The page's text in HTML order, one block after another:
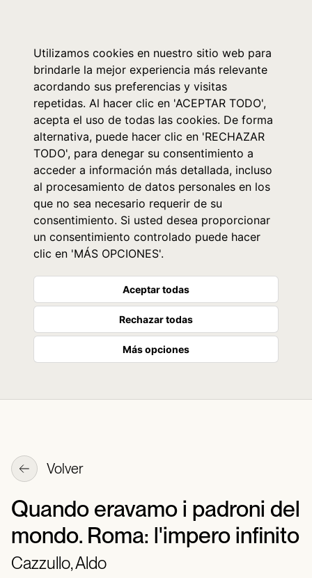
Utilizamos cookies en nuestro sitio web para
brindarle la mejor experiencia más relevante
acordando sus preferencias y visitas
repetidas. Al hacer clic en 'ACEPTAR TODO',
acepta el uso de todas las cookies. De forma
alternativa, puede hacer clic en 'RECHAZAR
TODO', para denegar su consentimiento a
acceder a información más detallada, incluso
al procesamiento de datos personales en los
que no sea necesario requerir de su
consentimiento. Si usted desea proporcionar
un consentimiento controlado puede hacer
clic en 'MÁS OPCIONES'.
Aceptar todas
Rechazar todas
Más opciones
Volver
Quando eravamo i padroni del
mondo. Roma: l'impero infinito
Cazzullo, Aldo